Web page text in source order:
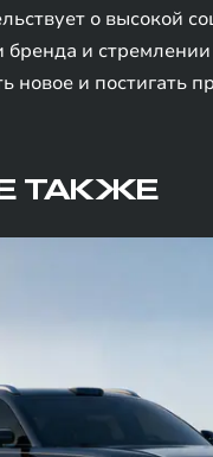
о высокой
бренда и
новое и постигать
ТАКЖЕ